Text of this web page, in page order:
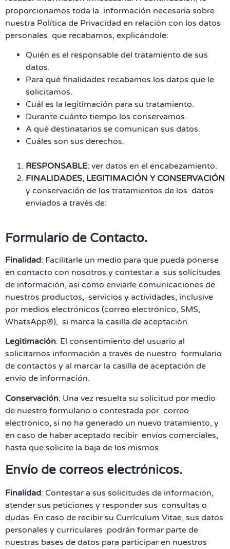
proporcionamos toda la información necesaria sobre
nuestra Política de Privacidad en relación con los datos
personales que recabamos, explicándole:
Quién es el responsable del tratamiento de sus
datos.
Para qué finalidades recabamos los datos que le
solicitamos.
Cuál es la legitimación para su tratamiento.
Durante cuánto tiempo los conservamos.
A qué destinatarios se comunican sus datos.
Cuáles son sus derechos.
RESPONSABLE: ver datos en el encabezamiento.
FINALIDADES, LEGITIMACIÓN Y CONSERVACIÓN
y conservación de los tratamientos de los datos
enviados a través de:
Formulario de Contacto.
Finalidad: Facilitarle un medio para que pueda ponerse
en contacto con nosotros y contestar a sus solicitudes
de información, así como enviarle comunicaciones de
nuestros productos, servicios y actividades, inclusive
por medios electrónicos (correo electrónico, SMS,
WhatsApp®), si marca la casilla de aceptación.
Legitimación: El consentimiento del usuario al
solicitarnos información a través de nuestro formulario
de contactos y al marcar la casilla de aceptación de
envío de información.
Conservación: Una vez resuelta su solicitud por medio
de nuestro formulario o contestada por correo
electrónico, si no ha generado un nuevo tratamiento, y
en caso de haber aceptado recibir envíos comerciales,
hasta que solicite la baja de los mismos.
Envío de correos electrónicos.
Finalidad: Contestar a sus solicitudes de información,
atender sus peticiones y responder sus consultas o
dudas. En caso de recibir su Currículum Vitae, sus datos
personales y curriculares podrán formar parte de
nuestras bases de datos para participar en nuestros